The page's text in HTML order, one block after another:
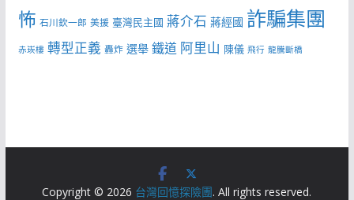
怖 石川欽一郎 美援 臺灣民主國 蔣介石 蔣經國 詐騙集團
赤崁樓 轉型正義 轟炸 選舉 鐵道 阿里山 陳儀 飛行 龍騰斷橋
Copyright © 2026 台灣回憶探險團. All rights reserved.